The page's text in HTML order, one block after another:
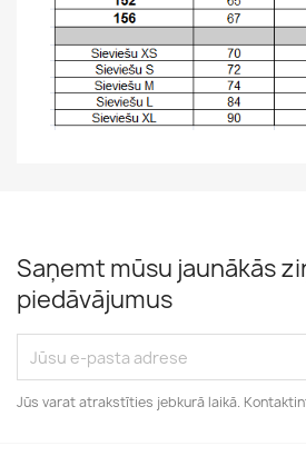
Saņemt mūsu jaunākās
piedāvājumus
Jūs varat atrakstīties jebkurā laikā.